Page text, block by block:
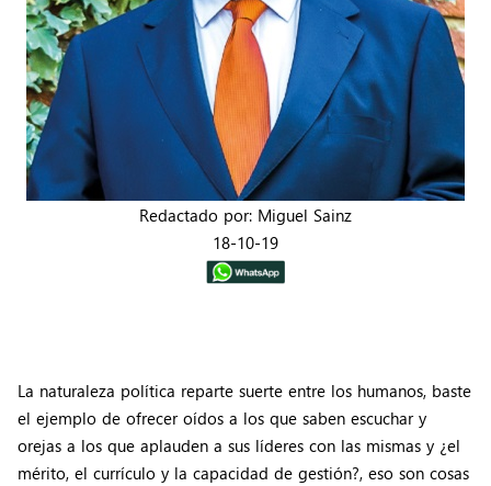
Redactado por: Miguel Sainz
18-10-19
La naturaleza política reparte suerte entre los humanos, baste
el ejemplo de ofrecer oídos a los que saben escuchar y
orejas a los que aplauden a sus líderes con las mismas y ¿el
mérito, el currículo y la capacidad de gestión?, eso son cosas